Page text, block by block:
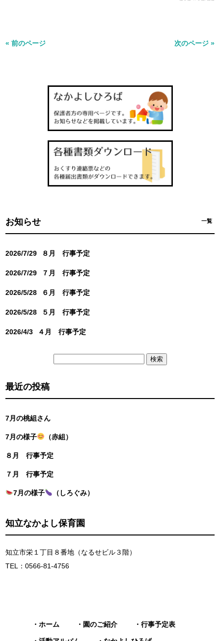
« 前のページ 次のページ »
お知らせ 一覧
2026/7/29 ８月 行事予定
2026/7/29 ７月 行事予定
2026/5/28 ６月 行事予定
2026/5/28 ５月 行事予定
2026/4/3 ４月 行事予定
最近の投稿
7月の桃組さん
7月の様子 （赤組）
８月 行事予定
７月 行事予定
7月の様子 （しろぐみ）
知立なかよし保育園
知立市栄１丁目８番地（なるせビル３階）
TEL：0566-81-4756
ホーム 園のご紹介 行事予定表